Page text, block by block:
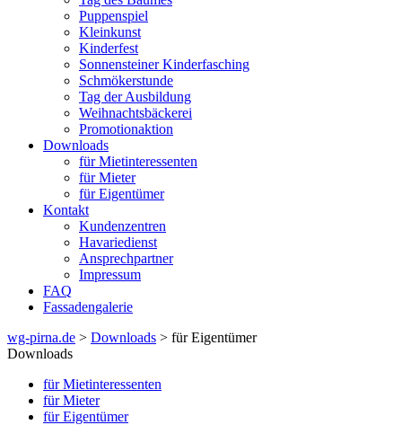
Puppenspiel
Kleinkunst
Kinderfest
Sonnensteiner Kinderfasching
Schmökerstunde
Tag der Ausbildung
Weihnachtsbäckerei
Promotionaktion
Downloads
für Mietinteressenten
für Mieter
für Eigentümer
Kontakt
Kundenzentren
Havariedienst
Ansprechpartner
Impressum
FAQ
Fassadengalerie
wg-pirna.de > Downloads > für Eigentümer
Downloads
für Mietinteressenten
für Mieter
für Eigentümer